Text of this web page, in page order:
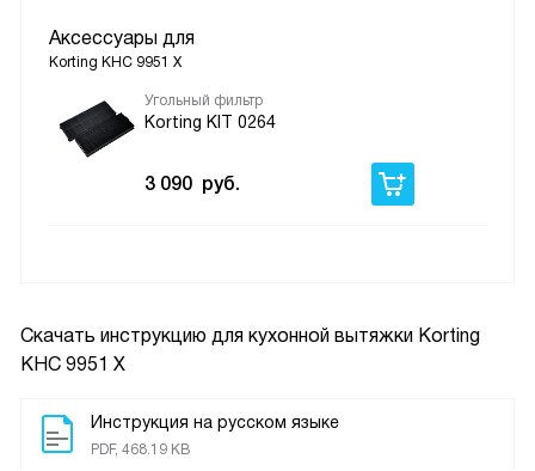
Скачать инструкцию для кухонной вытяжки Korting
KHC 9951 X
Инструкция на русском языке
PDF, 468.19 KB
Аксессуары для
Korting KHC 9951 X
Угольный фильтр
Korting KIT 0264
3 090 руб.